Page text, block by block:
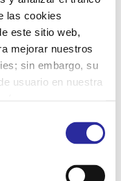
las cookies
este sitio web,
mejorar nuestros
sin embargo, su
usuario en nuestra
Política de
2 3 4